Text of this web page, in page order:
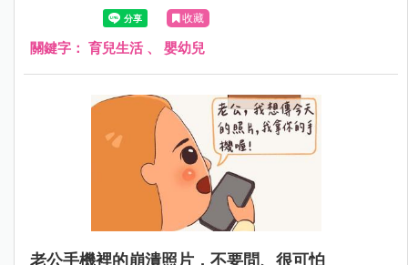
收藏
關鍵字： 育兒生活、 嬰幼兒
老公手機裡的崩潰照片，不要問、很可怕